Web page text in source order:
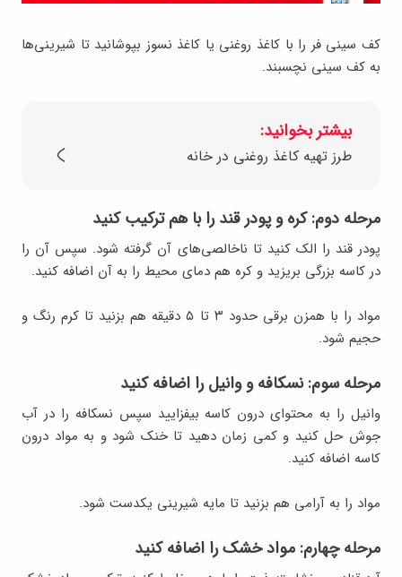
کف سینی فر را با کاغذ روغنی یا کاغذ نسوز بپوشانید تا شیرینی‌ها
به کف سینی نچسبند.
بیشتر بخوانید:
طرز تهیه کاغذ روغنی در خانه
مرحله دوم: کره و پودر قند را با هم ترکیب کنید
پودر قند را الک کنید تا ناخالصی‌های آن گرفته شود. سپس آن را
در کاسه بزرگی بریزید و کره هم دمای محیط را به آن اضافه کنید.
مواد را با همزن برقی حدود ۳ تا ۵ دقیقه هم بزنید تا کرم رنگ و
حجیم شود.
مرحله سوم: نسکافه و وانیل را اضافه کنید
وانیل را به محتوای درون کاسه بیفزایید سپس نسکافه را در آب
جوش حل کنید و کمی زمان دهید تا خنک شود و به مواد درون
کاسه اضافه کنید.
مواد را به آرامی هم بزنید تا مایه شیرینی یکدست شود.
مرحله چهارم: مواد خشک را اضافه کنید